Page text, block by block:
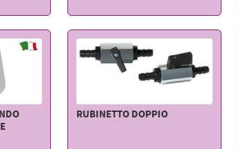
RUBINETTO DOPPIO